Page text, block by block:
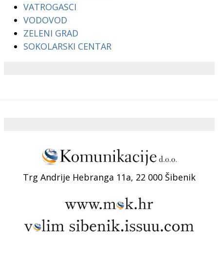
VATROGASCI
VODOVOD
ZELENI GRAD
SOKOLARSKI CENTAR
Trg Andrije Hebranga 11a, 22 000 Šibenik